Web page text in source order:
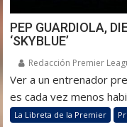
PEP GUARDIOLA,
‘SKYBLUE’
Redacción Premier
Ver a un entrenador
es cada vez menos
La Libreta de la Premier